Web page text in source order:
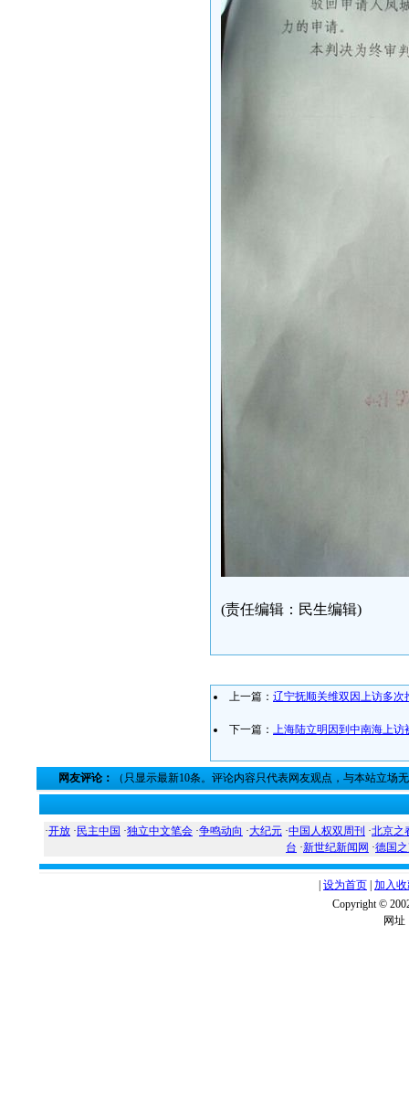
(责任编辑：民生编辑)
上一篇： 辽宁抚顺关维双因上访多次
下一篇： 上海陆立明因到中南海上访
网友评论： （只显示最新10条。评论内容只代表网友观点，与本站立场
·开放 · 民主中国 ·独立中文笔会 ·争鸣动向 ·大纪元 ·中国人权双周刊 ·北京之
台 ·新世纪新闻网 ·德国
设为首页 加入
Copyright ©
网址